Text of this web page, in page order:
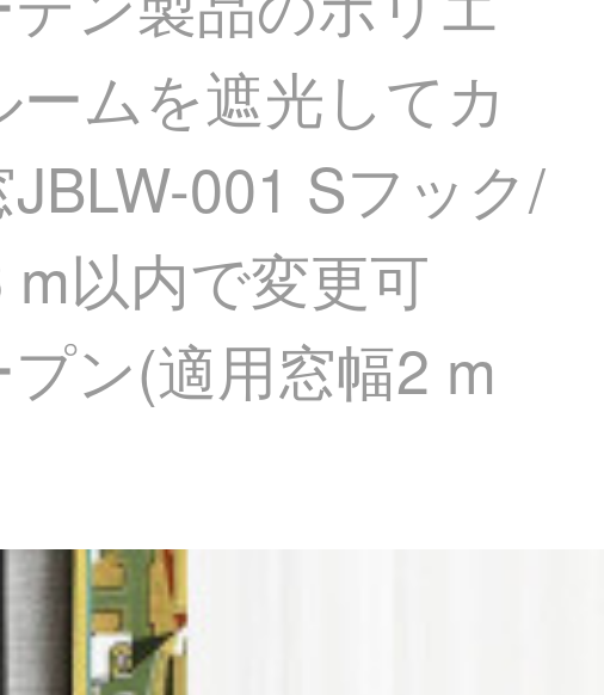
ムを遮光してカ
001 Sフック/
以内で変更可
ン(適用窓幅2 m